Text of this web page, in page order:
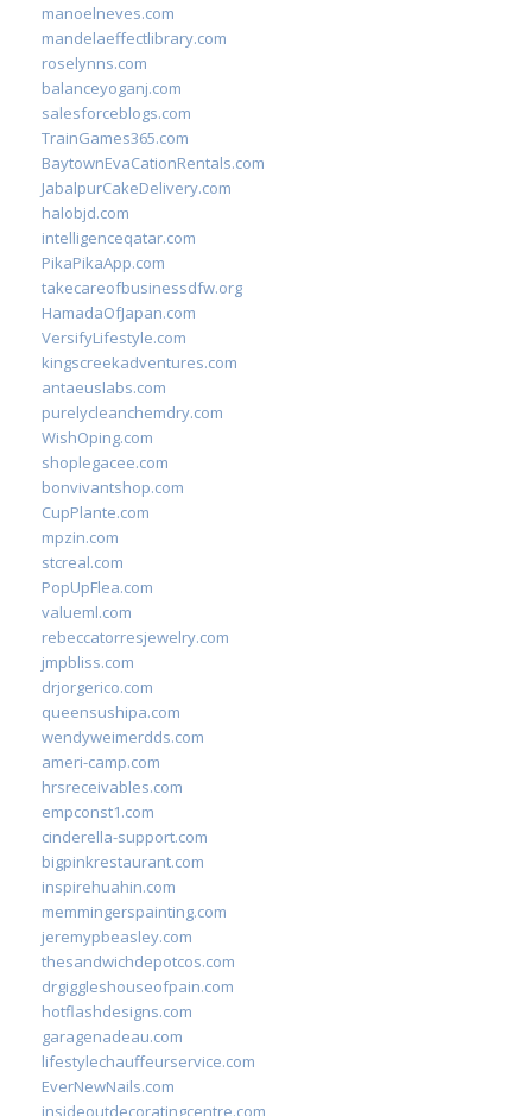
manoelneves.com
mandelaeffectlibrary.com
roselynns.com
balanceyoganj.com
salesforceblogs.com
TrainGames365.com
BaytownEvaCationRentals.com
JabalpurCakeDelivery.com
halobjd.com
intelligenceqatar.com
PikaPikaApp.com
takecareofbusinessdfw.org
HamadaOfJapan.com
VersifyLifestyle.com
kingscreekadventures.com
antaeuslabs.com
purelycleanchemdry.com
WishOping.com
shoplegacee.com
bonvivantshop.com
CupPlante.com
mpzin.com
stcreal.com
PopUpFlea.com
valueml.com
rebeccatorresjewelry.com
jmpbliss.com
drjorgerico.com
queensushipa.com
wendyweimerdds.com
ameri-camp.com
hrsreceivables.com
empconst1.com
cinderella-support.com
bigpinkrestaurant.com
inspirehuahin.com
memmingerspainting.com
jeremypbeasley.com
thesandwichdepotcos.com
drgiggleshouseofpain.com
hotflashdesigns.com
garagenadeau.com
lifestylechauffeurservice.com
EverNewNails.com
insideoutdecoratingcentre.com